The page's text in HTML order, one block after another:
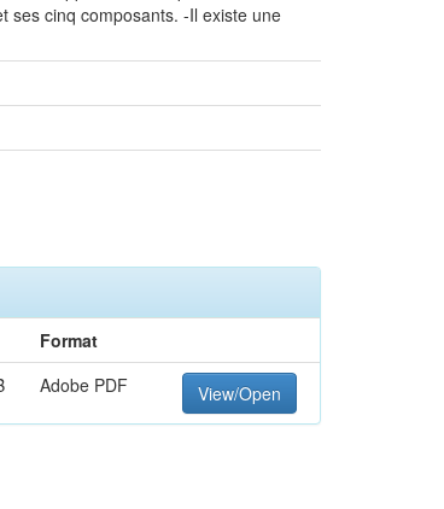
ses cinq composants. -Il existe une
Format
Adobe PDF View/Open